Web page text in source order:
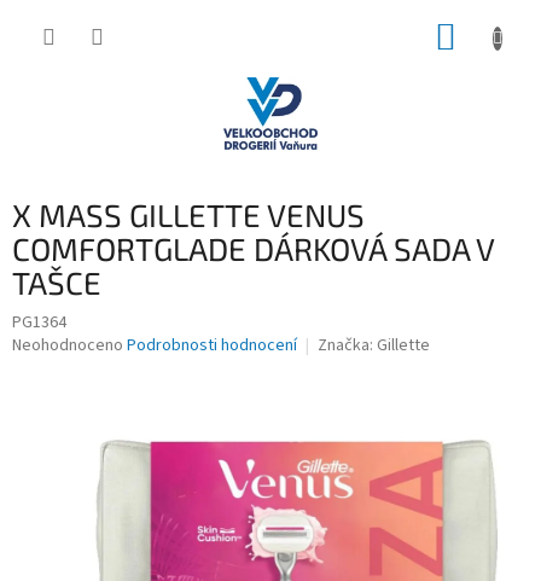
X MASS GILLETTE VENUS
COMFORTGLADE DÁRKOVÁ SADA V
TAŠCE
PG1364
Průměrné
Neohodnoceno Podrobnosti hodnocení Značka: Gillette